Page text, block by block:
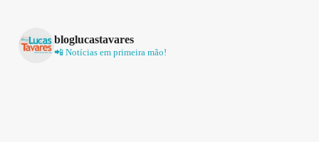
bloglucastavares
📲 Notícias em primeira mão!